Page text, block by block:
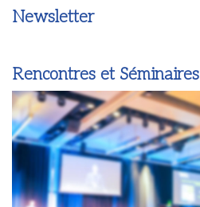
Newsletter
Rencontres et Séminaires